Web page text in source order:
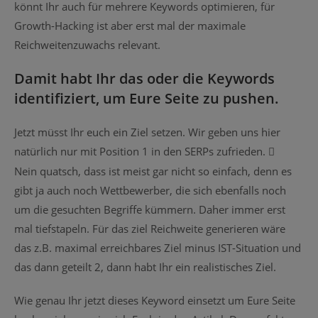
könnt Ihr auch für mehrere Keywords optimieren, für
Growth-Hacking ist aber erst mal der maximale
Reichweitenzuwachs relevant.
Damit habt Ihr das oder die Keywords
identifiziert, um Eure Seite zu pushen.
Jetzt müsst Ihr euch ein Ziel setzen. Wir geben uns hier
natürlich nur mit Position 1 in den SERPs zufrieden. 
Nein quatsch, dass ist meist gar nicht so einfach, denn es
gibt ja auch noch Wettbewerber, die sich ebenfalls noch
um die gesuchten Begriffe kümmern. Daher immer erst
mal tiefstapeln. Für das ziel Reichweite generieren wäre
das z.B. maximal erreichbares Ziel minus IST-Situation und
das dann geteilt 2, dann habt Ihr ein realistisches Ziel.
Wie genau Ihr jetzt dieses Keyword einsetzt um Eure Seite